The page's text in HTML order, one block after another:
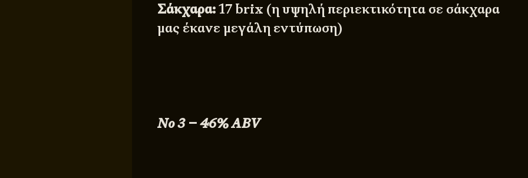
Σάκχαρα:17 brix (η υψηλή περιεκτικότητα σε σάκχαρα
μας έκανε μεγάλη εντύπωση)
Νο 3– 46% ABV